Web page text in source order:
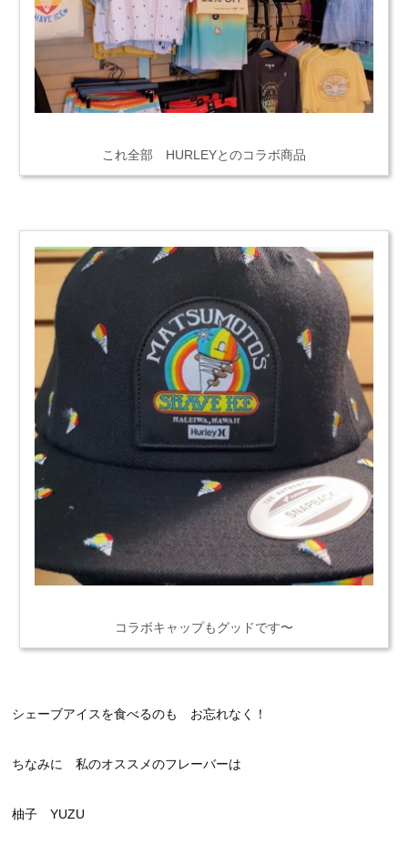
これ全部 HURLEYとのコラボ商品
コラボキャップもグッドです〜
シェーブアイスを食べるのも お忘れなく！
ちなみに 私のオススメのフレーバーは
柚子 YUZU